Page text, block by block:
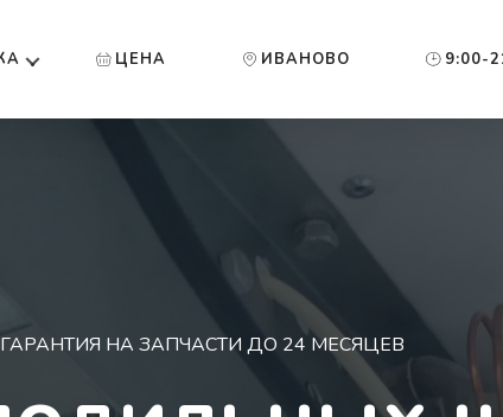
ЦЕНА ИВАНОВО 9:00-
ГАРАНТИЯ НА ЗАПЧАСТИ ДО 24 МЕСЯЦЕВ